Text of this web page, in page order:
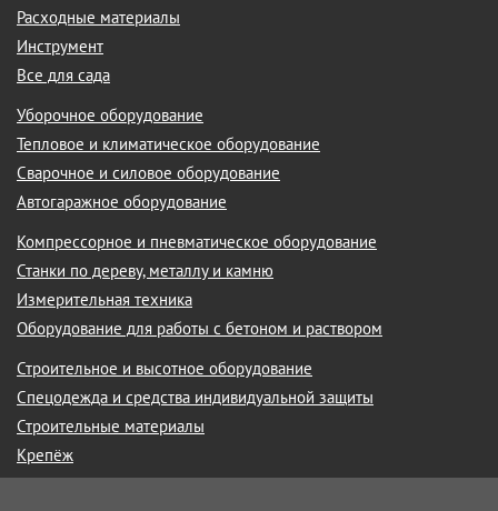
Расходные материалы
Инструмент
Все для сада
Уборочное оборудование
Тепловое и климатическое оборудование
Сварочное и силовое оборудование
Автогаражное оборудование
Компрессорное и пневматическое оборудование
Станки по дереву, металлу и камню
Измерительная техника
Оборудование для работы с бетоном и раствором
Строительное и высотное оборудование
Спецодежда и средства индивидуальной защиты
Строительные материалы
Крепёж